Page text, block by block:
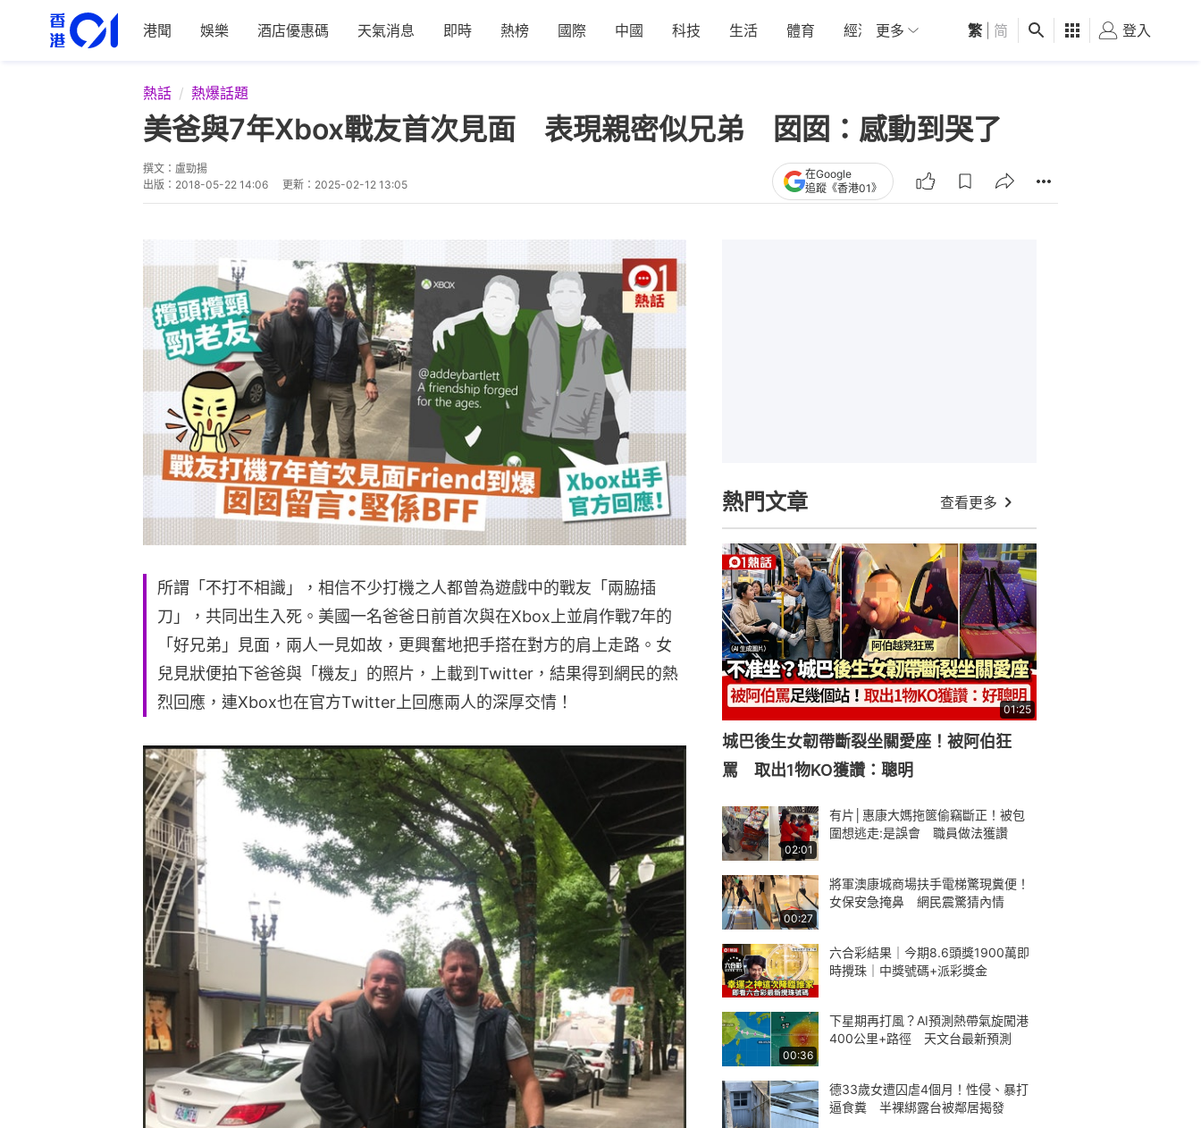
港聞 娛樂 酒店優惠碼 天氣消息 即時 熱榜 國際 中國 科技 生活 體育 經濟 01深圳 觀點 健康 好食玩飛
更多 繁 简 登入
熱話 熱爆話題
美爸與7年Xbox戰友首次見面 表現親密似兄弟 囡囡：感動到哭了
撰文： 盧勁揚
出版： 2018-05-22 14:06 更新： 2025-02-12 13:05
在Google
追蹤《香港01》
所謂「不打不相識」，相信不少打機之人都曾為遊戲中的戰友「兩脇插
刀」，共同出生入死。美國一名爸爸日前首次與在Xbox上並肩作戰7年的
「好兄弟」見面，兩人一見如故，更興奮地把手搭在對方的肩上走路。女
兒見狀便拍下爸爸與「機友」的照片，上載到Twitter，結果得到網民的熱
烈回應，連Xbox也在官方Twitter上回應兩人的深厚交情！
熱門文章 查看更多
01:25
城巴後生女韌帶斷裂坐關愛座！被阿伯狂
罵 取出1物KO獲讚：聰明
02:01
有片│惠康大媽拖篋偷竊斷正！被包
圍想逃走:是誤會 職員做法獲讚
00:27
將軍澳康城商場扶手電梯驚現糞便！
女保安急掩鼻 網民震驚猜內情
六合彩結果｜今期8.6頭獎1900萬即
時攪珠｜中獎號碼+派彩獎金
00:36
下星期再打風？AI預測熱帶氣旋闖港
400公里+路徑 天文台最新預測
德33歲女遭囚虐4個月！性侵、暴打
逼食糞 半裸綁露台被鄰居揭發